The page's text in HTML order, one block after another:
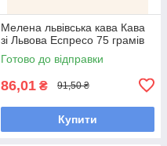
Мелена львівська кава Кава
зі Львова Еспресо 75 грамів
Готово до відправки
86,01 ₴ 91,50 ₴
Купити